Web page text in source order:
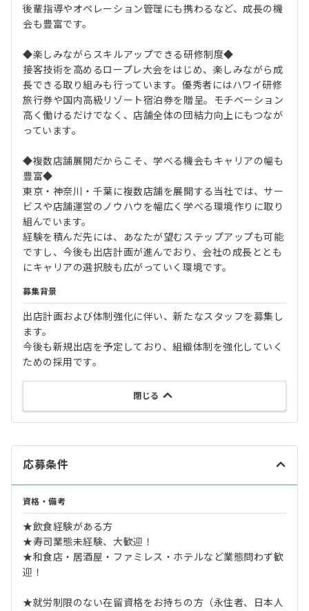
後輩指導やオペレーション管理にも携わるなど、成長の機
会も豊富です。
◆楽しみながらスキルアップできる研修制度◆
接客技術を高めるロープレ大会をはじめ、楽しみながら成
長できる取り組みも行っています。優秀者にはハワイ研修
旅行券や国内高級リゾート宿泊券を贈呈。モチベーション
高く働けるだけでなく、店舗全体の団結力向上にもつなが
っています。
◆複数店舗展開だからこそ、学べる機会もキャリアの幅も
豊富◆
東京・神奈川・千葉に複数店舗を展開する当社では、サー
ビスや店舗運営のノウハウを幅広く学べる環境作りに取り
組んでいます。
経験を積んだ先には、あなたが望むステップアップも可能
ですし、今後も出店計画が進んでおり、会社の成長ととも
にキャリアの選択肢も広がっていく環境です。
募集背景
出店計画および体制強化に伴い、新たなスタッフを募集し
ます。
今後も新規出店を予定しており、組織体制を強化していく
ための採用です。
閉じる
応募条件
資格・備考
★飲食経験がある方
★寿司業態未経験、大歓迎！
★和食店・居酒屋・ファミレス・ホテルなど業態問わず歓
迎！
★就労制限のない在留資格をお持ちの方（永住者、日本人